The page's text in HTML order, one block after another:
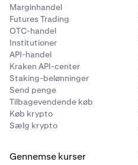
Marginhandel
Futures Trading
OTC-handel
Institutioner
API-handel
Kraken API-center
Staking-belønninger
Send penge
Tilbagevendende køb
Køb krypto
Sælg krypto
Gennemse kurser